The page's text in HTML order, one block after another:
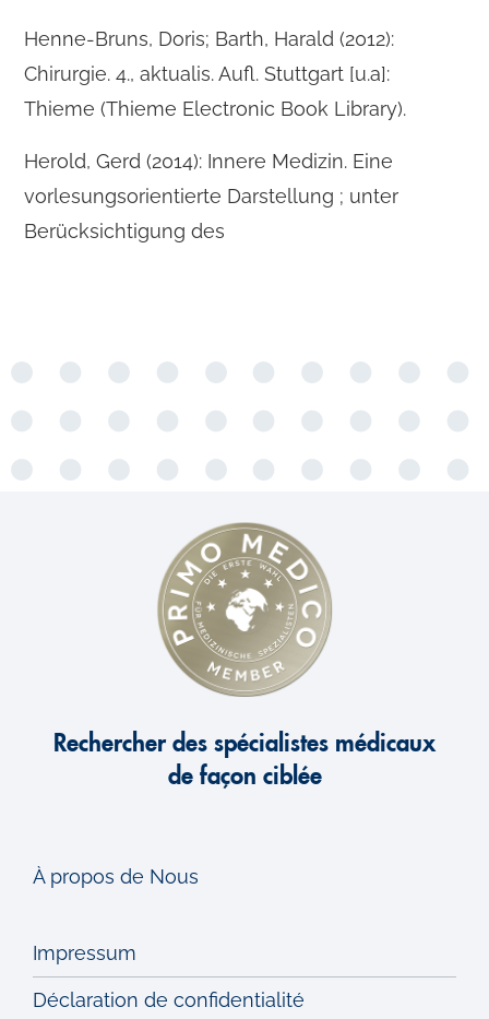
Henne-Bruns, Doris; Barth, Harald (2012):
Chirurgie. 4., aktualis. Aufl. Stuttgart [u.a]:
Thieme (Thieme Electronic Book Library).
Herold, Gerd (2014): Innere Medizin. Eine
vorlesungsorientierte Darstellung ; unter
Berücksichtigung des
Rechercher des spécialistes médicaux
de façon ciblée
À propos de Nous
Impressum
Déclaration de confidentialité